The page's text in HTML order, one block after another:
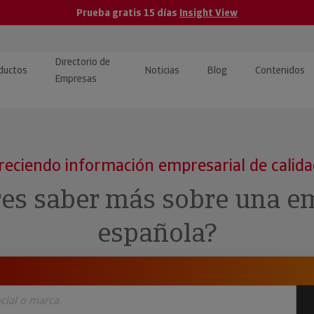
Prueba gratis 15 días Insight View
y ERP
· Recuperación de
Directorio de
Empresas
Noticias Blog Contenidos
Pública
Investigada
información empresarial de
saber más sobre una
española?